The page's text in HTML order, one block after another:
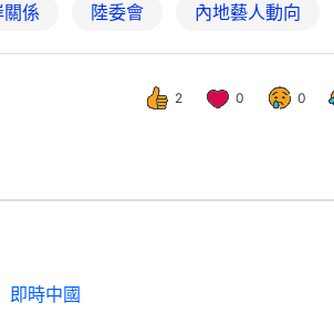
關係 陸委會 內地藝人動向
2 0 0
即時中國